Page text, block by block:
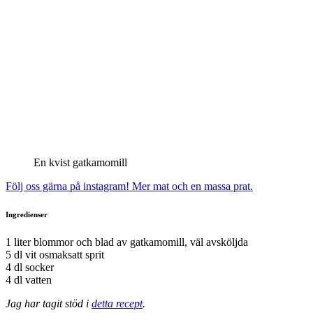
En kvist gatkamomill
Följ oss gärna på instagram! Mer mat och en massa prat.
Ingredienser
1 liter blommor och blad av gatkamomill, väl avsköljda
5 dl vit osmaksatt sprit
4 dl socker
4 dl vatten
Jag har tagit stöd i detta recept.